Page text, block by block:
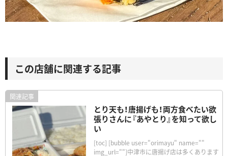
この店舗に関連する記事
とり天も！唐揚げも！両方食べたい欲
張りさんに『あやとり』を知って欲し
い
[toc] [bubble user="orimayu" name=""
img_url=""]中津市に唐揚げ店は多くあります